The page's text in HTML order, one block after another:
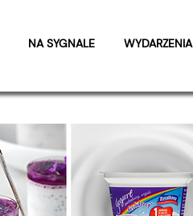
NA SYGNALE WYDARZENIA